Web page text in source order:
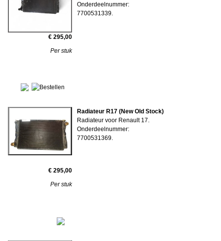
Onderdeelnummer:
7700531339.
€ 295,00
Per stuk
Radiateur R17 (New Old Stock)
Radiateur voor Renault 17.
Onderdeelnummer:
7700531369.
€ 295,00
Per stuk